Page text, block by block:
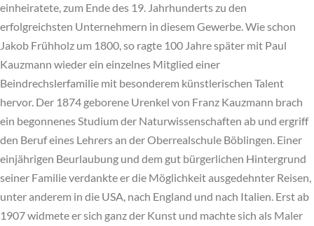
einheiratete, zum Ende des 19. Jahrhunderts zu den
erfolgreichsten Unternehmern in diesem Gewerbe. Wie schon
Jakob Frühholz um 1800, so ragte 100 Jahre später mit Paul
Kauzmann wieder ein einzelnes Mitglied einer
Beindrechslerfamilie mit besonderem künstlerischen Talent
hervor. Der 1874 geborene Urenkel von Franz Kauzmann brach
ein begonnenes Studium der Naturwissenschaften ab und ergriff
den Beruf eines Lehrers an der Oberrealschule Böblingen. Einer
einjährigen Beurlaubung und dem gut bürgerlichen Hintergrund
seiner Familie verdankte er die Möglichkeit ausgedehnter Reisen,
unter anderem in die USA, nach England und nach Italien. Erst ab
1907 widmete er sich ganz der Kunst und machte sich als Maler